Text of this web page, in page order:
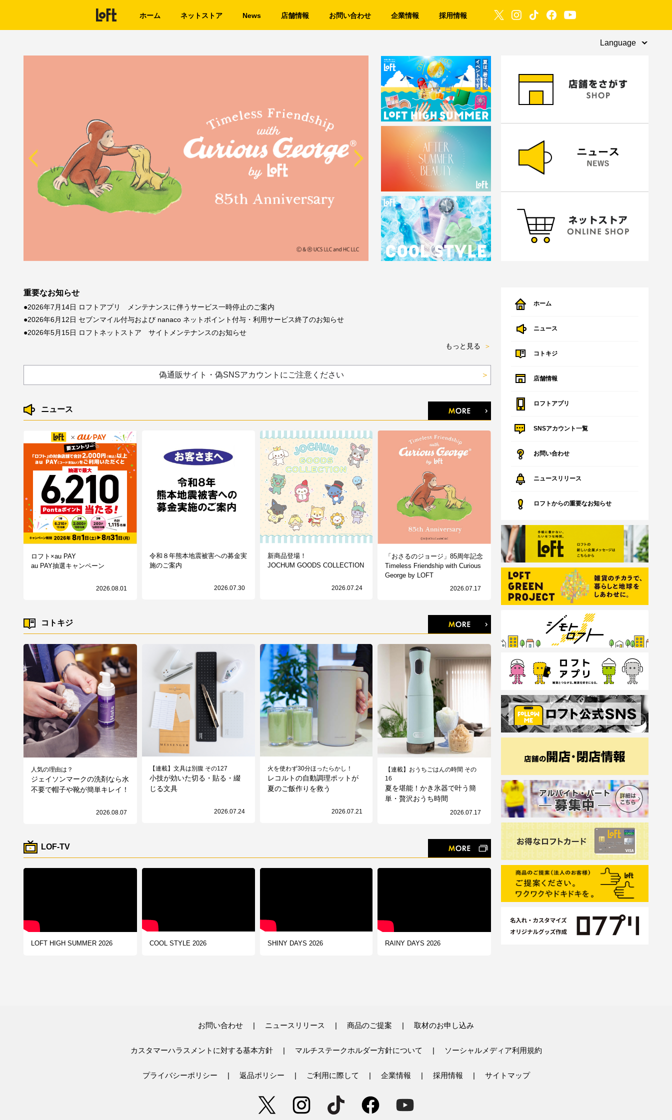
ホーム ネットストア News 店舗情報 お問い合わせ 企業情報 採用情報
Language
重要なお知らせ
2026年7月14日 ロフトアプリ メンテナンスに伴うサービス一時停止のご案内
2026年6月12日 セブンマイル付与および nanaco ネットポイント付与・利用サービス終了のお知らせ
2026年5月15日 ロフトネットストア サイトメンテナンスのお知らせ
もっと見る
＞
＞
偽通販サイト・偽SNSアカウントにご注意ください
ニュース
ロフト×au PAY
au PAY抽選キャンペーン
2026.08.01
令和８年熊本地震被害への募金実
施のご案内
2026.07.30
新商品登場！
JOCHUM GOODS COLLECTION
2026.07.24
「おさるのジョージ」85周年記念
Timeless Friendship with Curious
George by LOFT
2026.07.17
コトキジ
人気の理由は？
ジェイソンマークの洗剤なら水
不要で帽子や靴が簡単キレイ！
2026.08.07
【連載】文具は別腹 その127
小技が効いた切る・貼る・綴
じる文具
2026.07.24
火を使わず30分ほったらかし！
レコルトの自動調理ポットが
夏のご飯作りを救う
2026.07.21
【連載】おうちごはんの時間 その
16
夏を堪能！かき氷器で叶う簡
単・贅沢おうち時間
2026.07.17
LOF-TV
LOFT HIGH SUMMER 2026 COOL STYLE 2026 SHINY DAYS 2026 RAINY DAYS 2026
ホーム
ニュース
コトキジ
店舗情報
ロフトアプリ
SNSアカウント一覧
お問い合わせ
ニュースリリース
ロフトからの重要なお知らせ
お問い合わせ ニュースリリース 商品のご提案 取材のお申し込み
カスタマーハラスメントに対する基本方針 マルチステークホルダー方針について ソーシャルメディア利用規約
プライバシーポリシー 返品ポリシー ご利用に際して 企業情報 採用情報 サイトマップ